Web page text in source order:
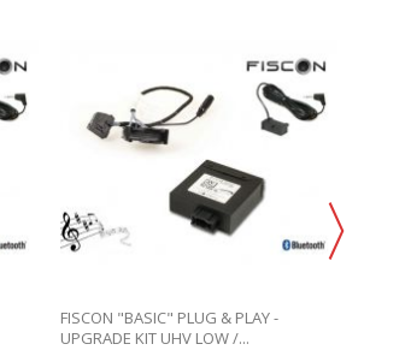
FISCON "BASIC" PLUG & PLAY -
UPGRADE KIT UHV LOW /...